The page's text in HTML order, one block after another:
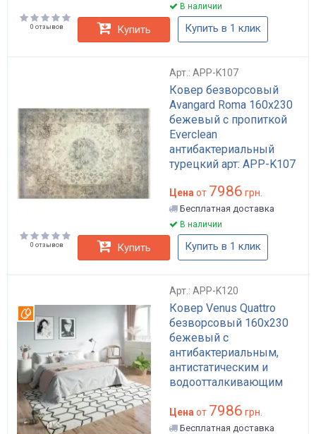
В наличии
0 отзывов Купить Купить в 1 клик
Арт.: APP-K107
Ковер безворсовый
Avangard Roma 160х230
бежевый с пропиткой
Everclean
антибактериальный
турецкий арт: APP-K107
Цена от 7986 грн.
Бесплатная доставка
В наличии
0 отзывов Купить Купить в 1 клик
Арт.: APP-K120
Ковер Venus Quattro
безворсовый 160х230
бежевый с
антибактериальным,
антистатическим и
водоотталкивающим
K120
Цена от 7986 грн.
Бесплатная доставка